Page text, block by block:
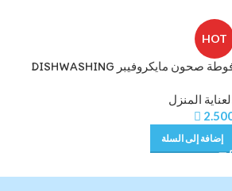
HOT
فوطة صحون مايكروفيبر DISHWASHING
المنزل

إضافة إلى السلة